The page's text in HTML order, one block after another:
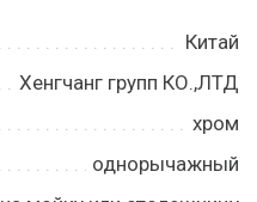
Китай
Хенгчанг групп КО.,ЛТД
хром
однорычажный